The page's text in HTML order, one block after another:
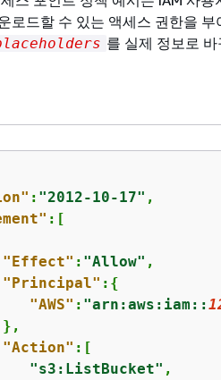
로드할 수 있는 액세스 권한을
를 실제 정보로 바
: "2012-10-17" ,
:[
"Effect" : "Allow" ,
"Principal" : {
"AWS" : "arn:aws:iam::
"Action" :[
"s3:ListBucket" ,